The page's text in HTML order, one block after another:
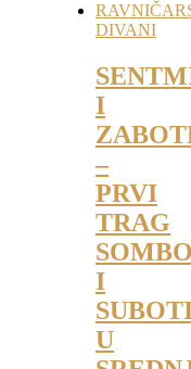
DIVANI
I
–
PRVI
TRAG
I
U